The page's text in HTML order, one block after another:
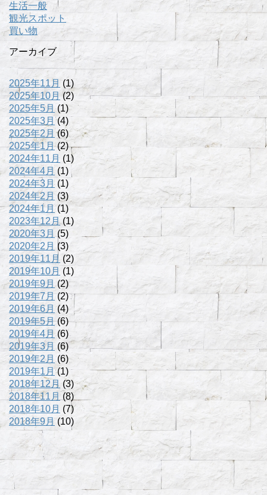
生活一般
観光スポット
買い物
アーカイブ
2025年11月 (1)
2025年10月 (2)
2025年5月 (1)
2025年3月 (4)
2025年2月 (6)
2025年1月(2)
2024年11月 (1)
2024年4月 (1)
2024年3月 (1)
2024年2月 (3)
2024年1月 (1)
2023年12月(1)
2020年3月 (5)
2020年2月 (3)
2019年11月 (2)
2019年10月 (1)
2019年9月 (2)
2019年7月 (2)
2019年6月 (4)
2019年5月(6)
2019年4月 (6)
2019年3月 (6)
2019年2月 (6)
2019年1月(1)
2018年12月 (3)
2018年11月 (8)
2018年10月 (7)
2018年9月 (10)